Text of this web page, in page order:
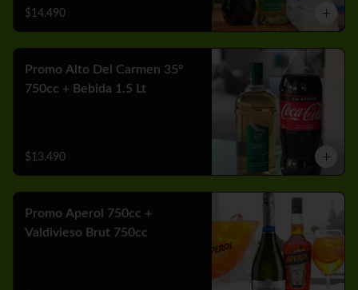
$14.490
Promo Alto Del Carmen 35°
750cc + Bebida 1.5 Lt
$13.490
Promo Aperol 750cc +
Valdivieso Brut 750cc